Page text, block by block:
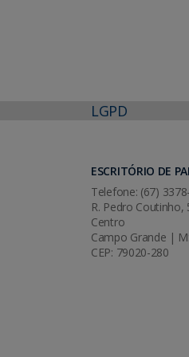
LGPD
ESCRITÓRIO DE
Telefone: (67)
R. Pedro Coutinho,
Centro
Campo Grande |
CEP: 79020-280